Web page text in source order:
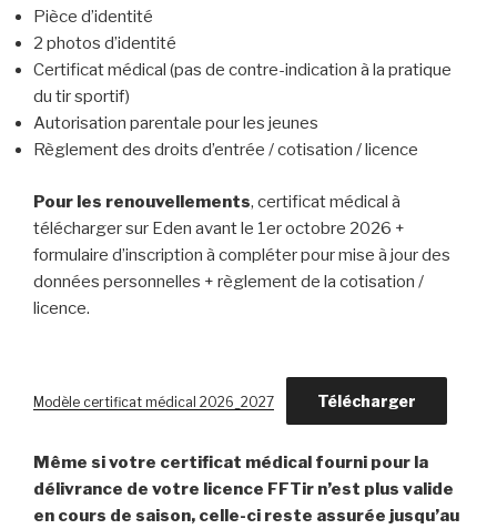
Pièce d’identité
2 photos d’identité
Certificat médical (pas de contre-indication à la pratique
du tir sportif)
Autorisation parentale pour les jeunes
Règlement des droits d’entrée / cotisation / licence
Pour les renouvellements, certificat médical à
télécharger sur Eden avant le 1er octobre 2026 +
formulaire d’inscription à compléter pour mise à jour des
données personnelles + règlement de la cotisation /
licence.
Modèle certificat médical 2026_2027 Télécharger
Même si votre certificat médical fourni pour la
délivrance de votre licence FFTir n’est plus valide
en cours de saison, celle-ci reste assurée jusqu’au